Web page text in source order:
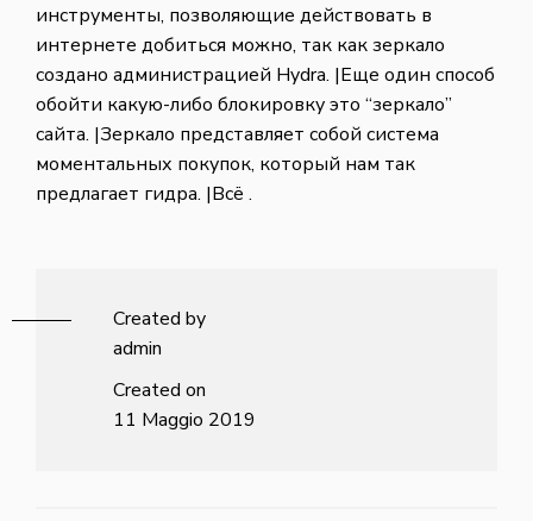
инструменты, позволяющие действовать в
интернете добиться можно, так как зеркало
создано администрацией Hydra. |Еще один способ
обойти какую-либо блокировку это “зеркало”
сайта. |Зеркало представляет собой система
моментальных покупок, который нам так
предлагает гидра. |Всё .
Created by
admin
Created on
11 Maggio 2019